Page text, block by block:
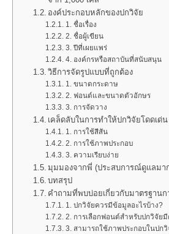
องค์ประกอบหลักของปกวิจัย
1. ชื่อเรื่อง
2. ชื่อผู้เขียน
3. ปีที่เผยแพร่
4. องค์กรหรือสถาบันที่สนับสนุน
วิธีการจัดรูปแบบที่ถูกต้อง
1. ขนาดกระดาษ
2. ฟอนต์และขนาดตัวอักษร
3. การจัดวาง
เคล็ดลับในการทำให้ปกวิจัยโดดเด่น
1. การใช้สีสัน
2. การใช้ภาพประกอบ
3. ความเรียบง่าย
มุมมองจากพี่ (ประสบการณ์ดูแลมา
บทสรุป
คำถามที่พบบ่อยเกี่ยวกับมาตรฐานก
1. ปกวิจัยควรมีข้อมูลอะไรบ้าง?
2. การเลือกฟอนต์สำหรับปกวิจัย
3. สามารถใช้ภาพประกอบในปก